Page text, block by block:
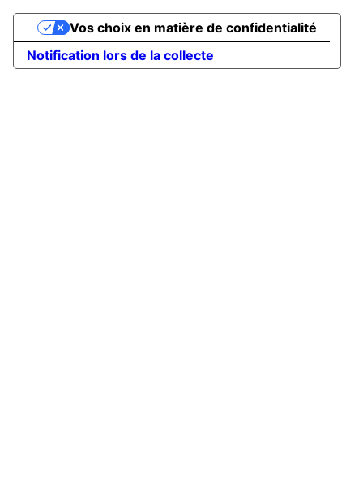
Notification lors de la collecte
Vos choix en matière de confidentialité